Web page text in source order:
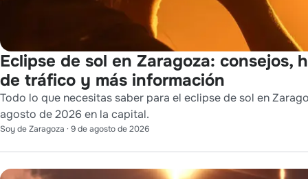
Eclipse de sol en Zaragoza: consejos,
de tráfico y más información
Todo lo que necesitas saber para el eclipse de sol en
agosto de 2026 en la capital.
Soy de Zaragoza · 9 de agosto de 2026